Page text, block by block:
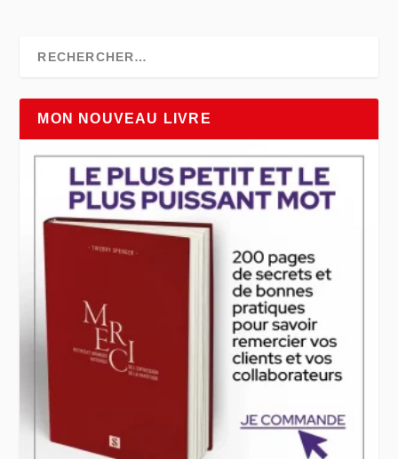
MON NOUVEAU LIVRE